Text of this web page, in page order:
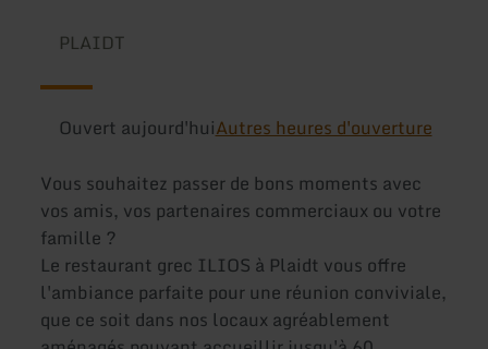
PLAIDT
Ouvert aujourd'huiAutres heures d'ouverture
Vous souhaitez passer de bons moments avec
vos amis, vos partenaires commerciaux ou votre
famille ?
Le restaurant grec ILIOS à Plaidt vous offre
l'ambiance parfaite pour une réunion conviviale,
que ce soit dans nos locaux agréablement